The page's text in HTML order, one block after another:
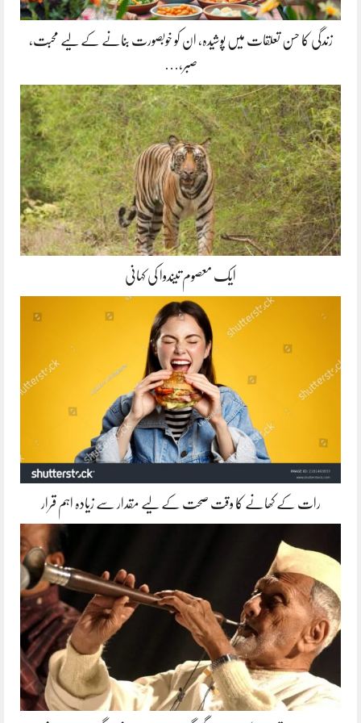
زندگی کا حسن تعلقات میں پوشیدہ, ان کو خوبصورت بنانے کے لیے محبت،
صبر،…
ایک معصوم تیندوا کی کہانی
رات کے کھانے کا وقت صحت کے لیے مقدار سے زیادہ اہم قرار